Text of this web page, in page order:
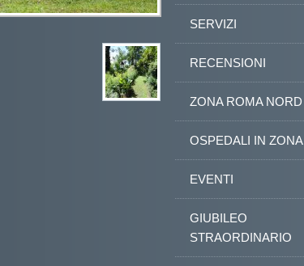
SERVIZI
RECENSIONI
ZONA ROMA NORD
OSPEDALI IN ZONA
EVENTI
GIUBILEO
STRAORDINARIO